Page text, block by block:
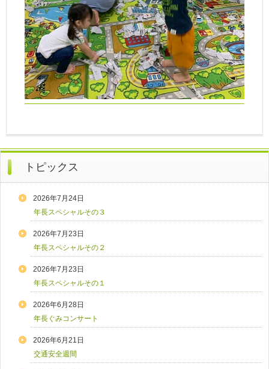
トピックス
2026年7月24日
年長スペシャルその３
2026年7月23日
年長スペシャルその２
2026年7月23日
年長スペシャルその１
2026年6月28日
年長ぐみコンサート
2026年6月21日
交通安全週間